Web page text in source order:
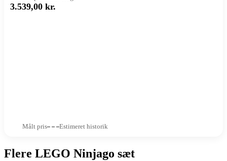
3.539,00 kr.
Målt pris Estimeret historik
Flere LEGO Ninjago sæt